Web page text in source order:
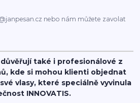
nebo nám můžete zavolat
také i profesionálové z
kde si mohou klienti objednat
vlasy, které speciálně vyvinula
INNOVATIS.